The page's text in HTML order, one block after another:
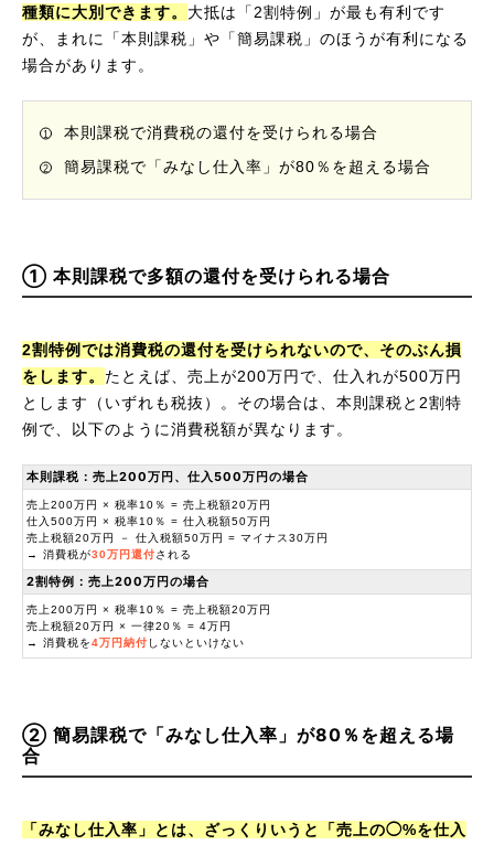
種類に大別できます。 大抵は「2割特例」が最も有利です
が、まれに「本則課税」や「簡易課税」のほうが有利になる
場合があります。
本則課税で消費税の還付を受けられる場合
簡易課税で「みなし仕入率」が80％を超える場合
① 本則課税で多額の還付を受けられる場合
2割特例では消費税の還付を受けられないので、そのぶん損
をします。 たとえば、売上が200万円で、仕入れが500万円
とします（いずれも税抜）。その場合は、本則課税と2割特
例で、以下のように消費税額が異なります。
本則課税：売上200万円、仕入500万円の場合
売上200万円 × 税率10％ = 売上税額20万円
仕入500万円 × 税率10％ = 仕入税額50万円
売上税額20万円 － 仕入税額50万円 = マイナス30万円
→ 消費税が30万円還付される
2割特例：売上200万円の場合
売上200万円 × 税率10％ = 売上税額20万円
売上税額20万円 × 一律20％ = 4万円
→ 消費税を4万円納付 しないといけない
② 簡易課税で「みなし仕入率」が80％を超える場
合
「みなし仕入率」とは、ざっくりいうと「売上の◯%を仕入